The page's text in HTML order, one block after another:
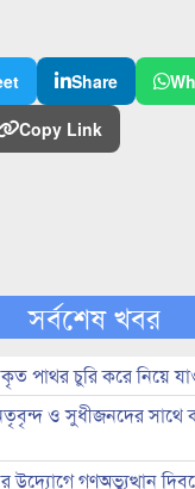
Share
Copy Link
সর্বশেষ খবর
পাথর চুরি করে নিয়ে
ও সুধীজনদের সাথে
উদ্যোগে গণঅভ্যুত্থান